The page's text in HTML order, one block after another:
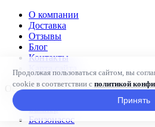
О компании
Доставка
Отзывы
Блог
Контакты
Основные узлы и системы
Бампер
Бензонасос
Продолжая пользоваться сайтом, вы
cookie в соответствии с политикой
Принять